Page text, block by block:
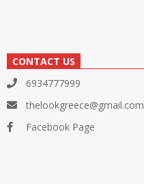
CONTACT US
6934777999
thelookgreece@gmail.com
Facebook Page